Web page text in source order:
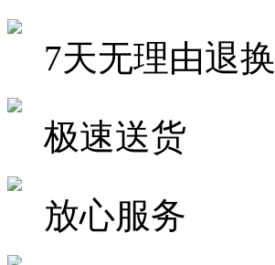
7天无理由退换
极速送货
放心服务